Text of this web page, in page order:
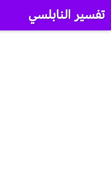
تفسير النابلسي